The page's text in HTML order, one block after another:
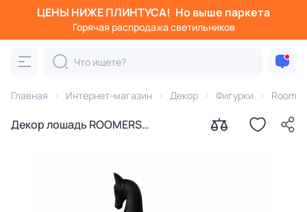
ЦЕНЫ НИЖЕ ПЛИНТУСА! Но выше паркета
Горячая распродажа светильников
Главная Интернет-магазин Декор Фигурки
Декор лошадь ROOMERS